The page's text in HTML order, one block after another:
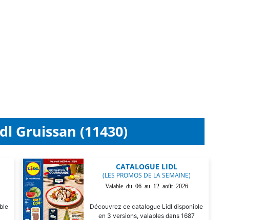
Gruissan (11430)
CATALOGUE LIDL
(LES PROMOS DE LA SEMAINE)
Valable du 06 au 12 août 2026
Découvrez ce catalogue Lidl disponible
en 3 versions, valables dans 1687